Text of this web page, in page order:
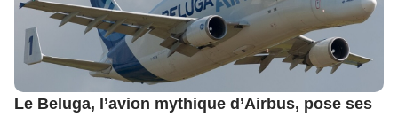
Le Beluga, l’avion mythique d’Airbus, pose ses